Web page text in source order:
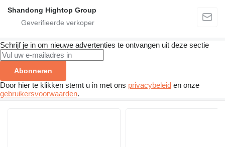
Shandong Hightop Group
Schrijf je in om nieuwe advertenties te ontvangen uit deze sectie
Abonneren
Door hier te klikken stemt u in met ons privacybeleid en onze
gebruikersvoorwaarden.